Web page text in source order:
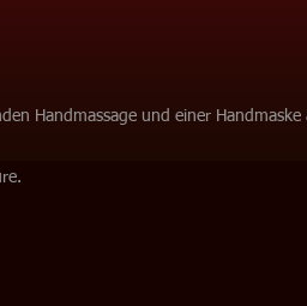
Handmassage und einer Handmaske